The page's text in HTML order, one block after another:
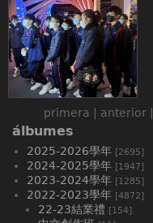
primera | anterior |
álbumes
2025-2026學年 [2695]
2024-2025學年 [1947]
2023-2024學年 [1285]
2022-2023學年 [4872]
22-23結業禮 [154]